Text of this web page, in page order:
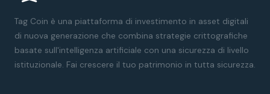
Tag Coin è una piattaforma di investimento in asset digitali
di nuova generazione che combina strategie crittografiche
basate sull'intelligenza artificiale con una sicurezza di livello
istituzionale. Fai crescere il tuo patrimonio in tutta sicurezza.